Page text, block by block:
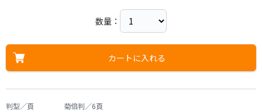
数量：
カートに入れる
判型／頁
菊倍判／6頁